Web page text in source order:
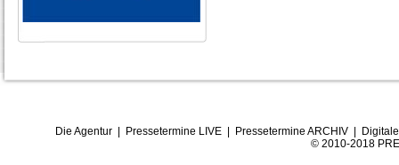
Die Agentur| Pressetermine LIVE| Pressetermine ARCHIV|
© 2010-2018